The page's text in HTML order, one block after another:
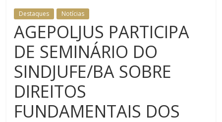
DOMÉSTICA NO TRT-RN
Destaques Notícias
AGEPOLJUS PARTICIPA
DE SEMINÁRIO DO
SINDJUFE/BA SOBRE
DIREITOS
FUNDAMENTAIS DOS